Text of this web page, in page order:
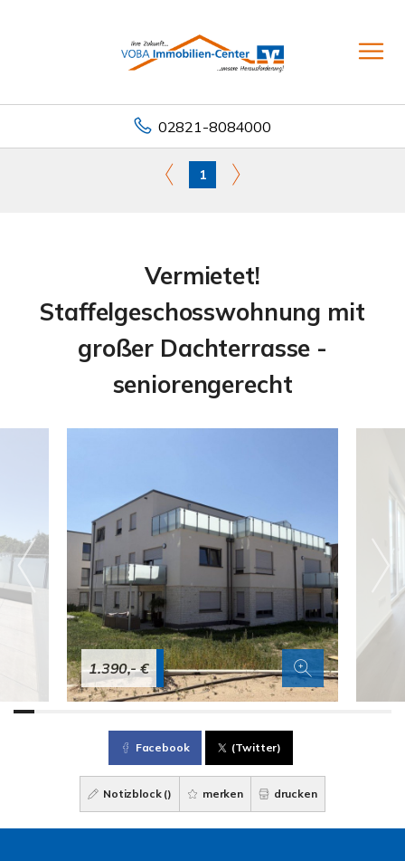
02821-8084000
1
Vermietet!
Staffelgeschosswohnung mit
großer Dachterrasse -
seniorengerecht
1.390,- €
Facebook (Twitter)
Notizblock () merken drucken